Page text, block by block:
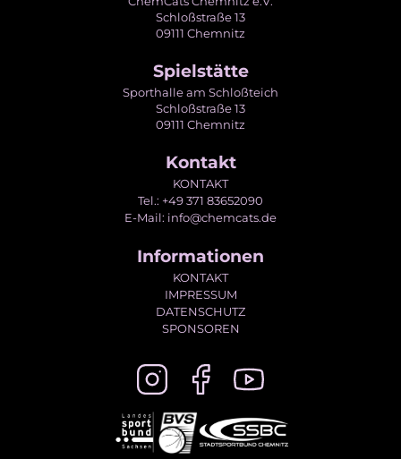
Schloßstraße 13
09111 Chemnitz
Spielstätte
Sporthalle am Schloßteich
Schloßstraße 13
09111 Chemnitz
Kontakt
KONTAKT
Tel.: +49 371 83652090
E-Mail: info@chemcats.de
Informationen
KONTAKT
IMPRESSUM
DATENSCHUTZ
SPONSOREN